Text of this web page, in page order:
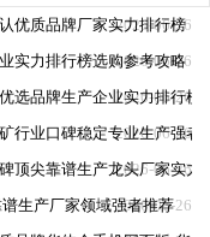
2026-06-26
优质品牌厂家实力排行榜
2026-06-26
实力排行榜选购参考攻略
2026-06-26
选品牌生产企业实力排行榜
2026-06-26
行业口碑稳定专业生产强者
2026-06-26
顶尖靠谱生产龙头厂家实力
2026-06-26
生产厂家领域强者推荐